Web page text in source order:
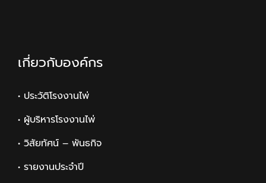
เกี่ยวกับองค์กร
• ประวัติโรงงานไพ่
• ผู้บริหารโรงงานไพ่
• วิสัยทัศน์ – พันธกิจ
• รายงานประจำปี